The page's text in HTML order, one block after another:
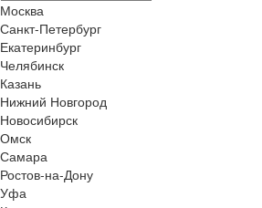
Москва
Санкт-Петербург
Екатеринбург
Челябинск
Казань
Нижний Новгород
Новосибирск
Омск
Самара
Ростов-на-Дону
Уфа